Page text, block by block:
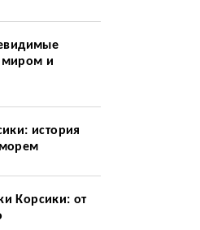
миром и
история
Корсики: от